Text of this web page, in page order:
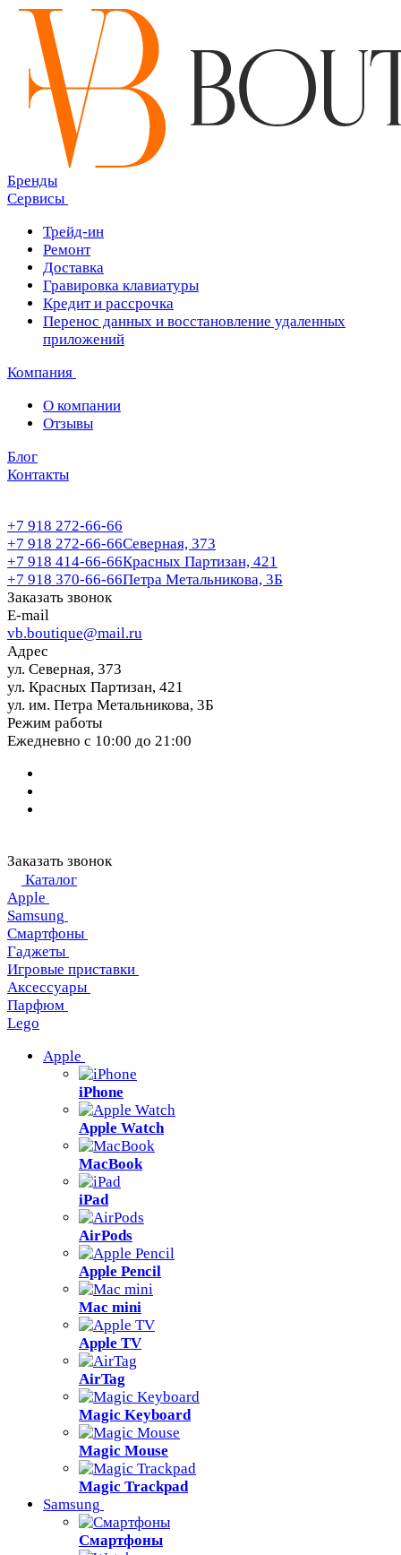
Бренды
Сервисы
Трейд-ин
Ремонт
Доставка
Гравировка клавиатуры
Кредит и рассрочка
Перенос данных и восстановление удаленных
приложений
Компания
О компании
Отзывы
Блог
Контакты
+7 918 272-66-66
+7 918 272-66-66Северная, 373
+7 918 414-66-66Красных Партизан, 421
+7 918 370-66-66Петра Метальникова, 3Б
Заказать звонок
E-mail
vb.boutique@mail.ru
Адрес
ул. Северная, 373
ул. Красных Партизан, 421
ул. им. Петра Метальникова, 3Б
Режим работы
Ежедневно с 10:00 до 21:00
Заказать звонок
Каталог
Apple
Samsung
Смартфоны
Гаджеты
Игровые приставки
Аксессуары
Парфюм
Lego
Apple
iPhone
Apple Watch
MacBook
iPad
AirPods
Apple Pencil
Mac mini
Apple TV
AirTag
Magic Keyboard
Magic Mouse
Magic Trackpad
Samsung
Смартфоны